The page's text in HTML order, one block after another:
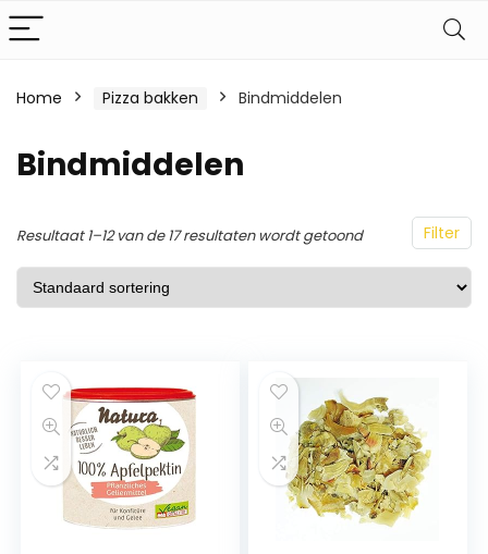
Home Pizza bakken Bindmiddelen
Bindmiddelen
Filter
Resultaat 1–12 van de 17 resultaten wordt getoond